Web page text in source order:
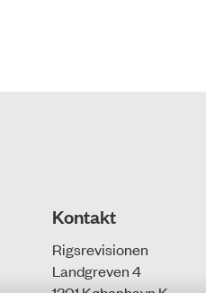
Kontakt
Rigsrevisionen
Landgreven 4